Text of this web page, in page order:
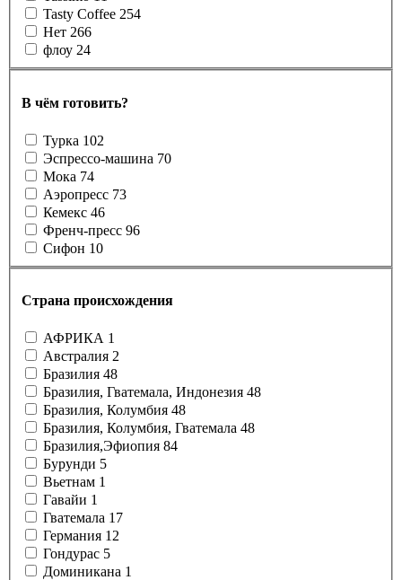
Tasty Coffee 254
Нет 266
флоу 24
В чём готовить?
Турка 102
Эспрессо-машина 70
Мока 74
Аэропресс 73
Кемекс 46
Френч-пресс 96
Сифон 10
Страна происхождения
АФРИКА 1
Австралия 2
Бразилия 48
Бразилия, Гватемала, Индонезия 48
Бразилия, Колумбия 48
Бразилия, Колумбия, Гватемала 48
Бразилия,Эфиопия 84
Бурунди 5
Вьетнам 1
Гавайи 1
Гватемала 17
Германия 12
Гондурас 5
Доминикана 1